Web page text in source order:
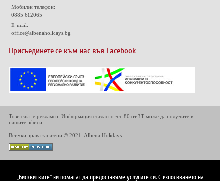
Мобилен телефон:
0885 612065
E-mail:
office@albenaholidays.bg
Присъединете се към нас във Facebook
Този сайт е рекламен. Информация съгласно чл. 80 от ЗТ може да получите в
нашите офиси.
Всички права запазени © 2021. Albena Holidays
„Бисквитките“ ни помагат да предоставяме услугите си. С използването на